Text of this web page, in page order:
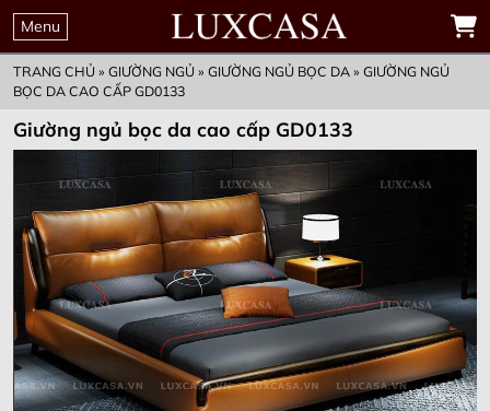
Menu
TRANG CHỦ » GIƯỜNG NGỦ » GIƯỜNG NGỦ BỌC DA» GIƯỜNG NGỦ
BỌC DA CAO CẤP GD0133
Giường ngủ bọc da cao cấp GD0133
THỜI GIAN
ƯU ĐÃI CHỈ CÒN
00
Ngày
00
Giờ
00
Phút
00
Giây
ĐẶT MUA TRƯỚC
GIỮ KHUYẾN MẠI